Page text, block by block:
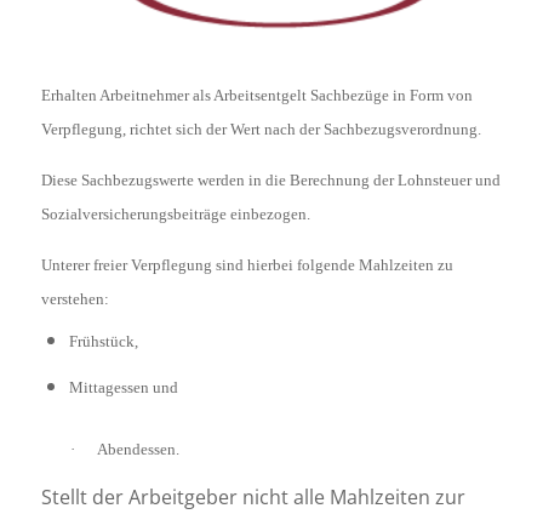
Erhalten Arbeitnehmer als Arbeitsentgelt Sachbezüge in Form von
Verpflegung, richtet sich der Wert nach der Sachbezugsverordnung.
Diese Sachbezugswerte werden in die Berechnung der Lohnsteuer und
Sozialversicherungsbeiträge einbezogen.
Unterer freier Verpflegung sind hierbei folgende Mahlzeiten zu
verstehen:
Frühstück,
Mittagessen und
· Abendessen.
Stellt der Arbeitgeber nicht alle Mahlzeiten zur